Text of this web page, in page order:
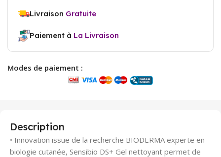
Livraison Gratuite
Paiement à La Livraison
Modes de paiement :
Description
• Innovation issue de la recherche BIODERMA experte en
biologie cutanée, Sensibio DS+ Gel nettoyant permet de